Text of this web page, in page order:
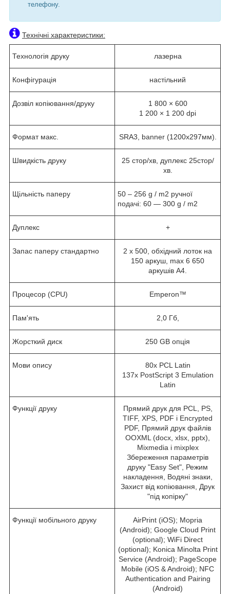
телефону.
Технічні характеристики:
Технологія друку лазерна
Конфігурація настільний
Дозвіл копіювання/друку
1 800 × 600
1 200 × 1 200 dpi
Формат макс. SRA3, banner (1200х297мм).
Швидкість друку 25 стор/хв, дуплекс 25стор/
хв.
Щільність паперу 50 – 256 g / m2 ручної
подачі: 60 ― 300 g / m2
Дуплекс +
Запас паперу стандартно 2 х 500, обхідний лоток на
150 аркуш, max 6 650
аркушів А4.
Процесор (CPU) Emperon™
Пам'ять 2,0Гб,
Жорсткий диск 250 GB опція
Мови опису
80x PCL Latin
137x PostScript 3 Emulation
Latin
Функції друку
Прямий друк для PCL, PS,
TIFF, XPS, PDF і Encrypted
PDF, Прямий друк файлів
OOXML (docx, xlsx, pptx),
Mixmedia і mixplex
Збереження параметрів
друку "Easy Set", Режим
накладення, Водяні знаки,
Захист від копіювання, Друк
"під копірку"
Функції мобільного друку
AirPrint (iOS); Mopria
(Android); Google Cloud Print
(optional); WiFi Direct
(optional); Konica Minolta Print
Service (Android); PageScope
Mobile (iOS & Android); NFC
Authentication and Pairing
(Android)